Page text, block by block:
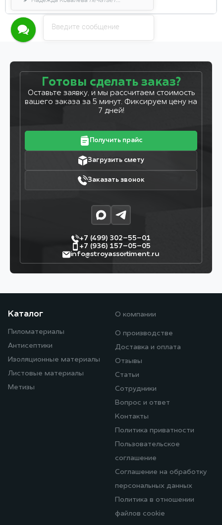
Плотность кг/м3 800
Готовы сделать заказ?
Оставьте заявку, и мы рассчитаем стоимость
вашего заказа за 5 минут. Фиксируем цену на
7 дней!
Получить прайс
Загрузить смету
Заказать звонок
+7 (499) 302–55–01
+7 (936) 157–05–05
info@stroyassortiment.ru
Каталог
Пиломатериалы
Антисептики
Изоляционные материалы
Листовые материалы
Метизы
О компании
О производстве
Доставка и оплата
Отзывы
Статьи
Сотрудники
Вопрос и ответ
Контакты
Политика приватности
Пользовательское
соглашение
Соглашение на обработку
персональных данных
Политика в отношении
файлов cookie
Введите сообщение